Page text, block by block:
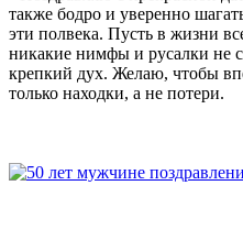
также бодро и уверенно
эти полвека. Пусть в жизни
никакие нимфы и русалки не
крепкий дух. Желаю, чтобы
только находки, а не потери.